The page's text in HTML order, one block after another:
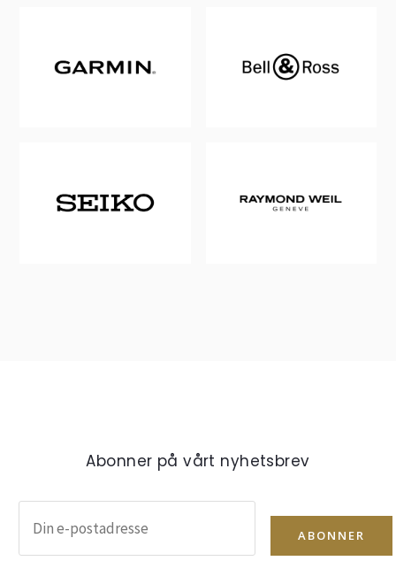
Abonner på vårt nyhetsbrev
ABONNER